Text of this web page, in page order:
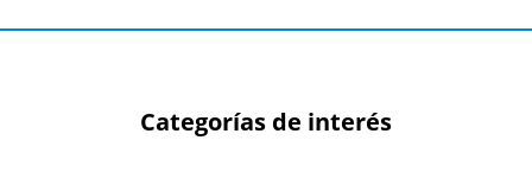
Categorías de interés